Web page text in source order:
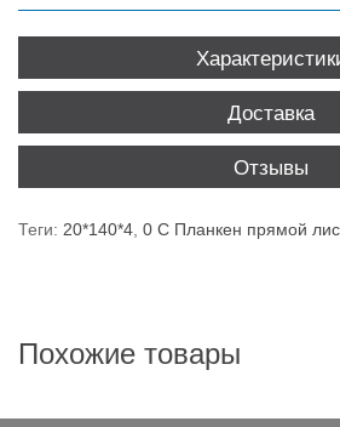
Доставка
Отзывы
Теги: 20*140*4, 0 С Планкен прямой
Похожие товары